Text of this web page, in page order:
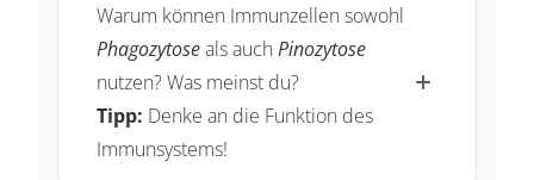
Warum können Immunzellen sowohl
Phagozytoseals auch Pinozytose
nutzen? Was meinst du?
Tipp: Denke an die Funktion des
Immunsystems!